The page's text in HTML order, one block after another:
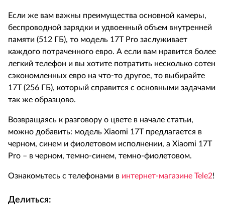
Если же вам важны преимущества основной камеры,
беспроводной зарядки и удвоенный объем внутренней
памяти (512 ГБ), то модель 17T Pro заслуживает
каждого потраченного евро. А если вам нравится более
легкий телефон и вы хотите потратить несколько сотен
сэкономленных евро на что-то другое, то выбирайте
17T (256 ГБ), который справится с основными задачами
так же образцово.
Возвращаясь к разговору о цвете в начале статьи,
можно добавить: модель Xiaomi 17T предлагается в
черном, синем и фиолетовом исполнении, а Xiaomi 17T
Pro – в черном, темно-синем, темно-фиолетовом.
Ознакомьтесь с телефонами в интернет-магазине Tele2!
Делиться: